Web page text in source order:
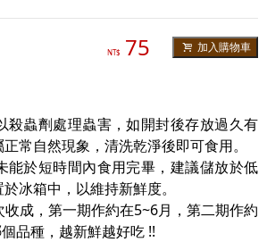
NT$ 75 加入購物車
殺蟲劑處理蟲害，如開封後存放過久有
常自然現象，清洗乾淨後即可食用。
能於短時間內食用完畢，建議儲放於低
冰箱中，以維持新鮮度。
成，第一期作約在5~6月，第二期作約
品種，越新鮮越好吃 !!